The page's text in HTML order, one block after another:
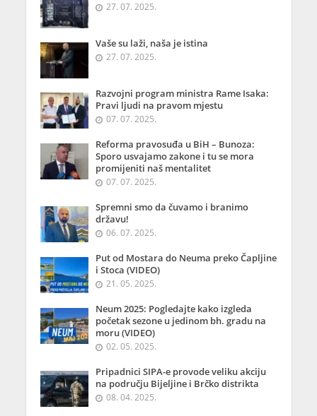
27. 07. 2025.
Vaše su laži, naša je istina
27. 07. 2025.
Razvojni program ministra Rame Isaka:
Pravi ljudi na pravom mjestu
07. 07. 2025.
Reforma pravosuđa u BiH – Bunoza:
Sporo usvajamo zakone i tu se mora
promijeniti naš mentalitet
07. 07. 2025.
Spremni smo da čuvamo i branimo
državu!
06. 07. 2025.
Put od Mostara do Neuma preko Čapljine
i Stoca (VIDEO)
21. 05. 2025.
Neum 2025: Pogledajte kako izgleda
početak sezone u jedinom bh. gradu na
moru (VIDEO)
02. 05. 2025.
Pripadnici SIPA-e provode veliku akciju
na području Bijeljine i Brčko distrikta
08. 04. 2025.